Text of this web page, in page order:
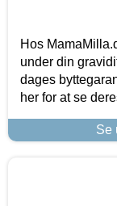
Hos
under din
dages
her for at se
Se